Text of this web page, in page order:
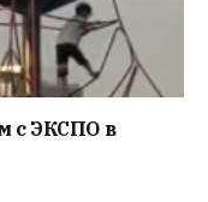
с ЭКСПО в